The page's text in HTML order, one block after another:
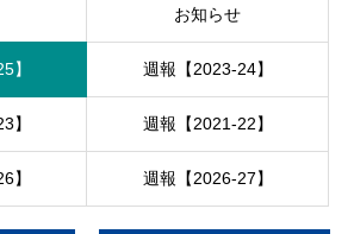
お知らせ
】 週報【2023-24】
】 週報【2021-22】
】 週報【2026-27】